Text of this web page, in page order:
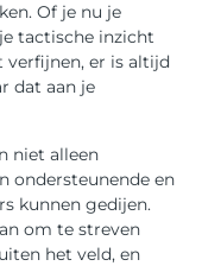
Of je nu je
tactische inzicht
er is altijd
dat aan je
niet alleen
ondersteunende en
kunnen gedijen.
om te streven
het veld, en